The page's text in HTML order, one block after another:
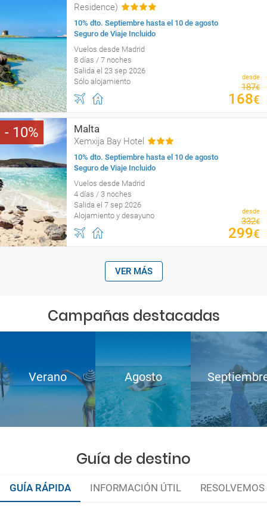
Residence)
10% dto. Septiembre hasta el 10 de agosto
Seguro de Viaje Incluido
Vuelos desde Madrid
8 días / 7 noches
Salida el 23 sep 2026
Sólo alojamiento
desde
187€
168€
10 Malta
Xemxija Bay Hotel
10% dto. Septiembre hasta el 10 de agosto
Seguro de Viaje Incluido
Vuelos desde Madrid
4 días / 3 noches
Salida el 7 sep 2026
Alojamiento y desayuno
desde
332€
299€
VER MÁS
Campañas destacadas
Verano Agosto
Guía de destino
GUÍA RÁPIDA INFORMACIÓN ÚTIL